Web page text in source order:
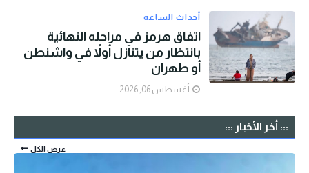
أحداث الساعه
اتفاق هرمز في مراحله النهائية
بانتظار من يتنازل أولاً في واشنطن
أو طهران
أغسطس 06, 2026
::: أخر الأخبار :::
عرض الكل